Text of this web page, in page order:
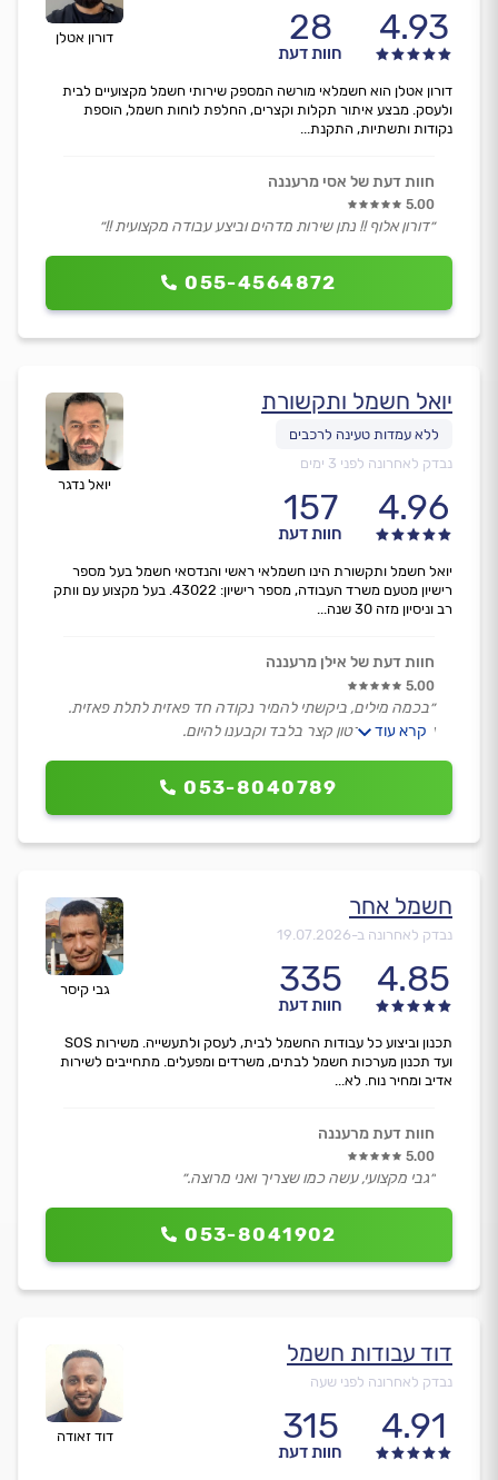
דורון אטלן 4.93
28
חוות דעת
055-4564872
דורון אטלן הוא חשמלאי מורשה המספק שירותי חשמל מקצועיים לבית
ולעסק. מבצע איתור תקלות וקצרים, החלפת לוחות חשמל, הוספת
נקודות ותשתיות, התקנת...
חוות דעת של אסי מרעננה
5.00
״דורון אלוף !! נתן שירות מדהים וביצע עבודה מקצועית !!״
יואל נדגר
יואל חשמל ותקשורת
נבדק לאחרונה לפני 3 ימים
4.96
157
חוות דעת
053-8040789
יואל חשמל ותקשורת הינו חשמלאי ראשי והנדסאי חשמל בעל מספר
רישיון מטעם משרד העבודה, מספר רישיון: 43022. בעל מקצוע עם וותק
רב וניסיון מזה 30 שנה...
חוות דעת של אילן מרעננה
5.00
״בכמה מילים, ביקשתי להמיר נקודה חד פאזית לתלת פאזית.
יואל ביקש סרטון קצר בלבד וקבענו להיום.
יואל איש נעים מאד, מקצוען ואנחנו סופר מרוצים.״
קרא עוד
גבי קיסר
חשמל אחר
נבדק לאחרונה ב-19.07.2026
4.85
335
חוות דעת
053-8041902
תכנון וביצוע כל עבודות החשמל לבית, לעסק ולתעשייה. משירות SOS
ועד תכנון מערכות חשמל לבתים, משרדים ומפעלים. מתחייבים לשירות
אדיב ומחיר נוח. לא...
חוות דעת מרעננה
5.00
״גבי מקצועי, עשה כמו שצריך ואני מרוצה.״
דוד זאודה
דוד עבודות חשמל
נבדק לאחרונה לפני שעה
4.91
315
חוות דעת